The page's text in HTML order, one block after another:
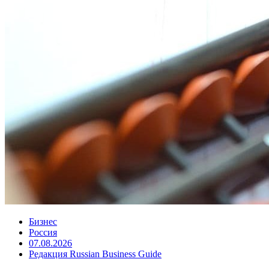
Бизнес
Россия
07.08.2026
Редакция Russian Business Guide